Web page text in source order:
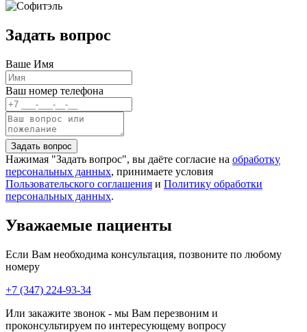
Задать вопрос
Ваше Имя
Ваш номер телефона
Нажимая "Задать вопрос", вы даёте согласие на обработку
персональных данных, принимаете условия
Пользовательского соглашения и Политику обработки
персональных данных.
Уважаемые пациенты
Если Вам необходима консультация, позвоните по любому
номеру
+7 (347) 224-93-34
Или закажите звонок - мы Вам перезвоним и
проконсультируем по интересующему вопросу